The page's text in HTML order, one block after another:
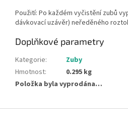
Použití: Po každém vyčistění zubů
dávkovací uzávěr) neředěného
Doplňkové parametry
Kategorie:
Zuby
Hmotnost:
0.295 kg
Položka byla vyprodána…